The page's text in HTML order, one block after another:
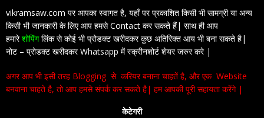
vikramsaw.com पर आपका स्वागत है, यहाँ पर प्रकाशित किसी भी सामग्री या अन्य
किसी भी जानकारी के लिए आप हमसे Contact कर सकते हैं| साथ ही आप
हमारेशोपिंगलिंक से कोई भी प्रोडक्ट खरीदकर कुछ अतिरिक्त आय भी बना सकते है|
नोट – प्रोडक्ट खरीदकर Whatsapp में स्क्रीनशोर्ट शेयर जरुर करे |
अगर आप भी इसी तरह Blogging से करियर बनाना चाहतें है, और एक Website
बनवाना चाहते है, तो आप हमसे संपर्क कर सकते है| हम आपकी पूरी सहायता करेंगे |
केटेगरी